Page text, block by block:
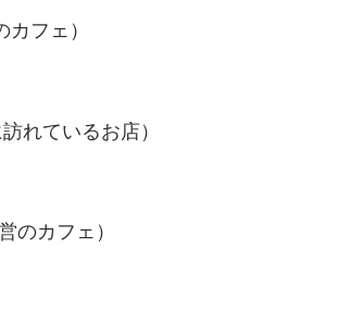
フェ）
れているお店）
のカフェ）